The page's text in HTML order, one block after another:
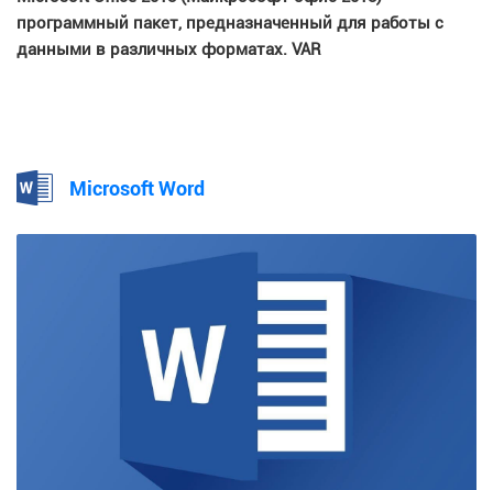
программный пакет, предназначенный для работы с
данными в различных форматах. VAR
Microsoft Word